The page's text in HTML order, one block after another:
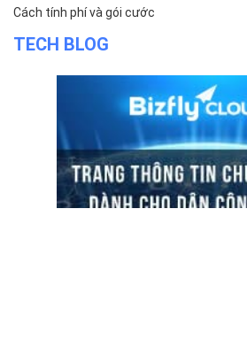
Cách tính phí và gói cước
TECH BLOG